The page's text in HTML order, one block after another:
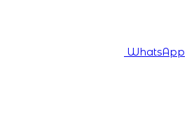
WhatsApp